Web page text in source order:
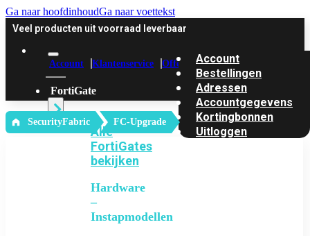
Ga naar hoofdinhoudGa naar voettekst
Veel producten uit voorraad leverbaar
Account Klantenservice Offerte
FortiGate
Alle
FortiGates
bekijken
Hardware
–
Instapmodellen
Account
Bestellingen
Adressen
Accountgegevens
Kortingbonnen
Uitloggen
‎ SecurityFabric FC-Upgrade